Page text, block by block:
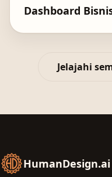
Dashboard
Jelajahi
HumanDesign.ai